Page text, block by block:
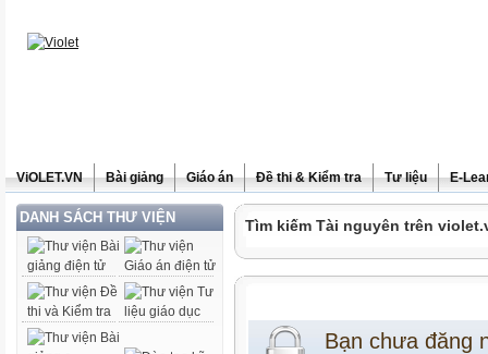
ViOLET.VN Bài giảng Giáo án Đề thi & Kiểm tra Tư liệu E-
DANH SÁCH THƯ VIỆN Tìm kiếm Tài nguyên trên
Bạn chưa đăng